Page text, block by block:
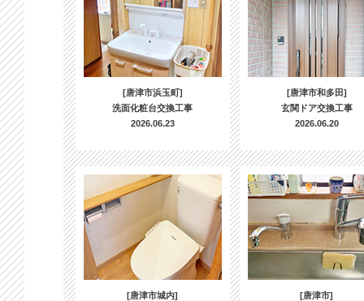
[唐津市浜玉町]
洗面化粧台交換工事
2026.06.23
[唐津市和多田]
玄関ドア交換工事
2026.06.20
[唐津市城内]
[唐津市]